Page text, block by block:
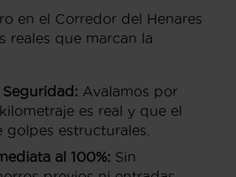
en el Corredor del Henares
reales que marcan la
Avalamos por
es real y que el
golpes estructurales.
al 100%: Sin